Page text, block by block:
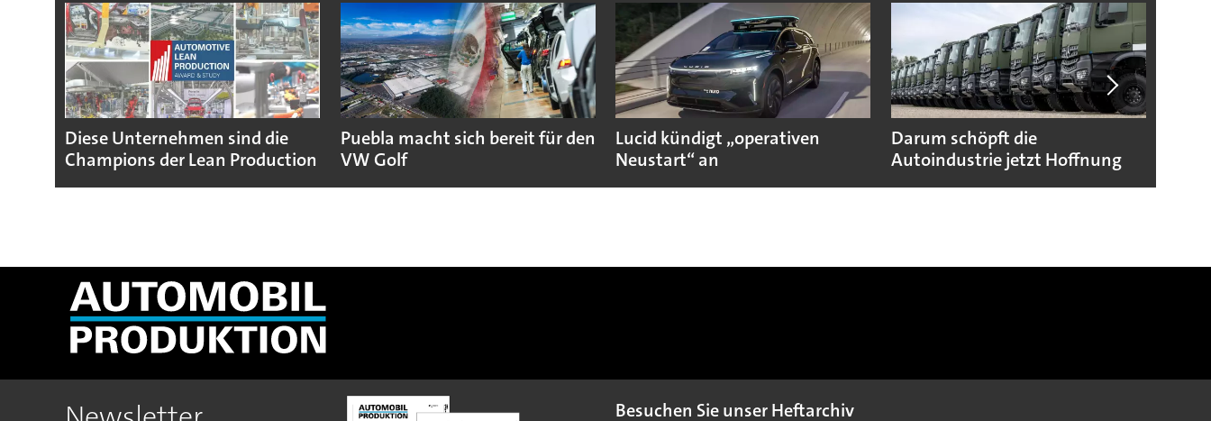
Diese Unternehmen sind die
Champions der Lean Production
Puebla macht sich bereit für den
VW Golf
Lucid kündigt „operativen
Neustart“ an
Darum schöpft die
Autoindustrie jetzt Hoffnung
Besuchen Sie unser Heftarchiv